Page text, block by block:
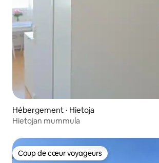
Hébergement ⋅ Hietoja
Hietojan mummula
Coup de cœur voyageurs
Coup de cœur voyageurs